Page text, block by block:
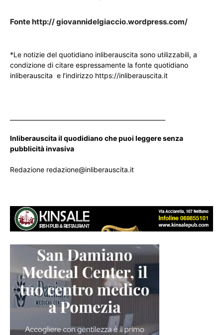
Fonte http:// giovannidelgiaccio.wordpress.com/
*Le notizie del quotidiano inliberauscita sono utilizzabili, a
condizione di citare espressamente la fonte quotidiano
inliberauscita e l’indirizzo https://inliberauscita.it
Inliberauscita il quodidiano che puoi leggere senza
pubblicità invasiva
Redazione redazione@inliberauscita.it